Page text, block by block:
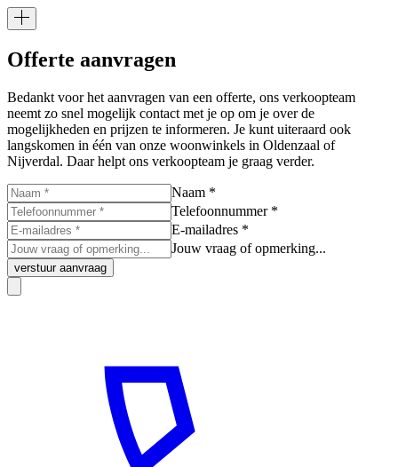
Offerte aanvragen
Bedankt voor het aanvragen van een offerte, ons verkoopteam
neemt zo snel mogelijk contact met je op om je over de
mogelijkheden en prijzen te informeren. Je kunt uiteraard ook
langskomen in één van onze woonwinkels in Oldenzaal of
Nijverdal. Daar helpt ons verkoopteam je graag verder.
Naam *
Telefoonnummer *
E-mailadres *
Jouw vraag of opmerking...
verstuur aanvraag